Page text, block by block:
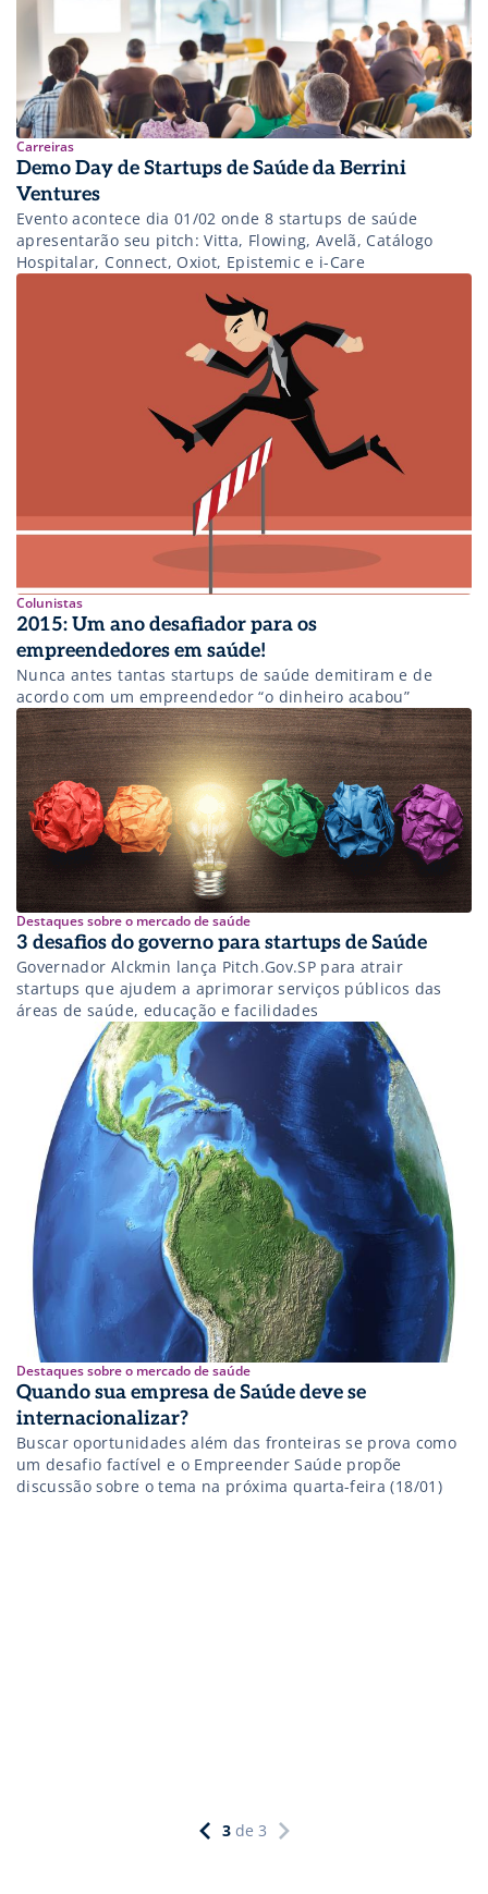
Carreiras
Demo Day de Startups de Saúde da Berrini
Ventures
Evento acontece dia 01/02 onde 8 startups de saúde
apresentarão seu pitch: Vitta, Flowing, Avelã, Catálogo
Hospitalar, Connect, Oxiot, Epistemic e i-Care
Colunistas
2015: Um ano desafiador para os
empreendedores em saúde!
Nunca antes tantas startups de saúde demitiram e de
acordo com um empreendedor “o dinheiro acabou”
Destaques sobre o mercado de saúde
3 desafios do governo para startups de Saúde
Governador Alckmin lança Pitch.Gov.SP para atrair
startups que ajudem a aprimorar serviços públicos das
áreas de saúde, educação e facilidades
Destaques sobre o mercado de saúde
Quando sua empresa de Saúde deve se
internacionalizar?
Buscar oportunidades além das fronteiras se prova como
um desafio factível e o Empreender Saúde propõe
discussão sobre o tema na próxima quarta-feira (18/01)
3 de 3